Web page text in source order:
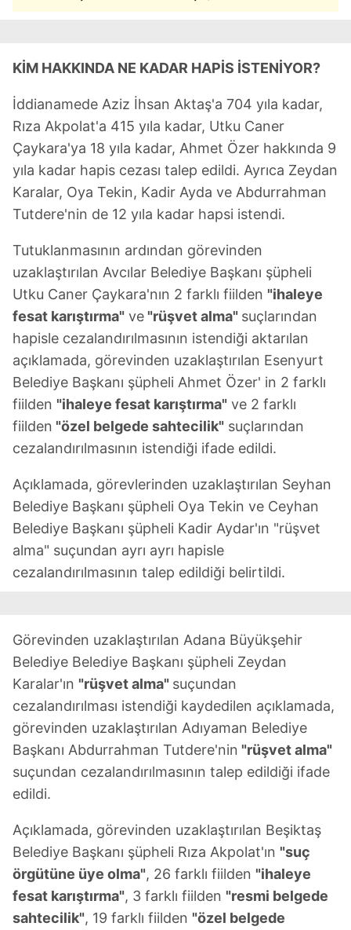
KİM HAKKINDA NE KADAR HAPİS İSTENİYOR?
İddianamede Aziz İhsan Aktaş'a 704 yıla kadar,
Rıza Akpolat'a 415 yıla kadar, Utku Caner
Çaykara'ya 18 yıla kadar, Ahmet Özer hakkında 9
yıla kadar hapis cezası talep edildi. Ayrıca Zeydan
Karalar, Oya Tekin, Kadir Ayda ve Abdurrahman
Tutdere'nin de 12 yıla kadar hapsi istendi.
Tutuklanmasının ardından görevinden
uzaklaştırılan Avcılar Belediye Başkanı şüpheli
Utku Caner Çaykara'nın 2 farklı fiilden "ihaleye
fesat karıştırma" ve "rüşvet alma" suçlarından
hapisle cezalandırılmasının istendiği aktarılan
açıklamada, görevinden uzaklaştırılan Esenyurt
Belediye Başkanı şüpheli Ahmet Özer' in 2 farklı
fiilden "ihaleye fesat karıştırma" ve 2 farklı
fiilden "özel belgede sahtecilik" suçlarından
cezalandırılmasının istendiği ifade edildi.
Açıklamada, görevlerinden uzaklaştırılan Seyhan
Belediye Başkanı şüpheli Oya Tekin ve Ceyhan
Belediye Başkanı şüpheli Kadir Aydar'ın "rüşvet
alma" suçundan ayrı ayrı hapisle
cezalandırılmasının talep edildiği belirtildi.
Görevinden uzaklaştırılan Adana Büyükşehir
Belediye Belediye Başkanı şüpheli Zeydan
Karalar'ın "rüşvet alma" suçundan
cezalandırılması istendiği kaydedilen açıklamada,
görevinden uzaklaştırılan Adıyaman Belediye
Başkanı Abdurrahman Tutdere'nin "rüşvet alma"
suçundan cezalandırılmasının talep edildiği ifade
edildi.
Açıklamada, görevinden uzaklaştırılan Beşiktaş
Belediye Başkanı şüpheli Rıza Akpolat'ın "suç
örgütüne üye olma", 26 farklı fiilden "ihaleye
fesat karıştırma", 3 farklı fiilden "resmi belgede
sahtecilik", 19 farklı fiilden "özel belgede